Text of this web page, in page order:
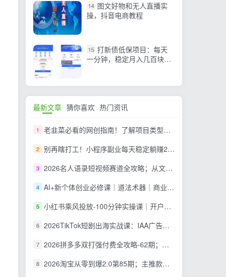
14 图文好物和无人直播实
操，抖音电商教程
15 打新债低保项目：每天
一分钟，稳定月入几百块，
最新文章 猜你喜欢 热门资讯
1 老韭菜必看的网创指南！了解项目类型，才能找到好的项目，才能拿到想要的结果
2 别再瞎打工！小程序副业每天稳定躺赚200+
3 2026名人语录短视频赛道全攻略；从文案撰写到声音克隆部署，系统掌握涨粉变现双赢制作技术
4 AI+新个体创业必修课｜道法术器｜商业逻辑·小红书流量·AI智能体｜低成本打造个人变现小生意全套教学
5 小红书乘风投放-100分钟实操课｜开户返点·标准投搭建·莱卡定向，新店建模撬动笔记自然流量全套教学
6 2026TikTok短剧出海实战课：IAA广告分账×IAP付费变现×账号搭建×平台规则×双轨爆发×回款全流程
7 2026拼多多双打强付费全攻略-62期；成本推广加托管双剑合璧，系统讲解7种付费玩法优劣势与选择策略
8 2026淘宝从零到爆2.0第85期；主推款五项高权重初始设置，改销量评晒秒单快速破零积累基础权重